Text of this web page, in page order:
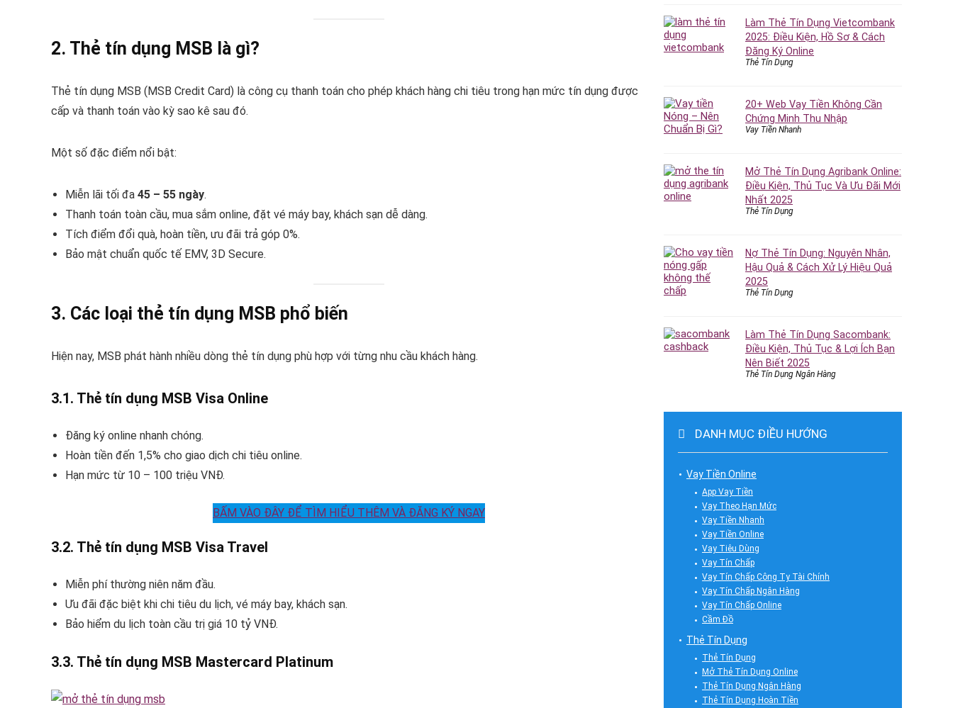
2. Thẻ tín dụng MSB là gì?
Thẻ tín dụng MSB (MSB Credit Card) là công cụ thanh toán cho phép khách hàng chi tiêu trong hạn mức tín dụng được
cấp và thanh toán vào kỳ sao kê sau đó.
Một số đặc điểm nổi bật:
Miễn lãi tối đa 45 – 55 ngày.
Thanh toán toàn cầu, mua sắm online, đặt vé máy bay, khách sạn dễ dàng.
Tích điểm đổi quà, hoàn tiền, ưu đãi trả góp 0%.
Bảo mật chuẩn quốc tế EMV, 3D Secure.
3. Các loại thẻ tín dụng MSB phổ biến
Hiện nay, MSB phát hành nhiều dòng thẻ tín dụng phù hợp với từng nhu cầu khách hàng.
3.1. Thẻ tín dụng MSB Visa Online
Đăng ký online nhanh chóng.
Hoàn tiền đến 1,5% cho giao dịch chi tiêu online.
Hạn mức từ 10 – 100 triệu VNĐ.
BẤM VÀO ĐÂY ĐỂ TÌM HIỂU THÊM VÀ ĐĂNG KÝ NGAY
3.2. Thẻ tín dụng MSB Visa Travel
Miễn phí thường niên năm đầu.
Ưu đãi đặc biệt khi chi tiêu du lịch, vé máy bay, khách sạn.
Bảo hiểm du lịch toàn cầu trị giá 10 tỷ VNĐ.
3.3. Thẻ tín dụng MSB Mastercard Platinum
Làm Thẻ Tín Dụng Vietcombank
2025: Điều Kiện, Hồ Sơ & Cách
Đăng Ký Online
Thẻ Tín Dụng
20+ Web Vay Tiền Không Cần
Chứng Minh Thu Nhập
Vay Tiền Nhanh
Mở Thẻ Tín Dụng Agribank Online:
Điều Kiện, Thủ Tục Và Ưu Đãi Mới
Nhất 2025
Thẻ Tín Dụng
Nợ Thẻ Tín Dụng: Nguyên Nhân,
Hậu Quả & Cách Xử Lý Hiệu Quả
2025
Thẻ Tín Dụng
Làm Thẻ Tín Dụng Sacombank:
Điều Kiện, Thủ Tục & Lợi Ích Bạn
Nên Biết 2025
Thẻ Tín Dụng Ngân Hàng
DANH MỤC ĐIỀU HƯỚNG
Vay Tiền Online
App Vay Tiền
Vay Theo Hạn Mức
Vay Tiền Nhanh
Vay Tiền Online
Vay Tiêu Dùng
Vay Tín Chấp
Vay Tín Chấp Công Ty Tài Chính
Vay Tín Chấp Ngân Hàng
Vay Tín Chấp Online
Cầm Đồ
Thẻ Tín Dụng
Thẻ Tín Dụng
Mở Thẻ Tín Dụng Online
Thẻ Tín Dụng Ngân Hàng
Thẻ Tín Dụng Hoàn Tiền